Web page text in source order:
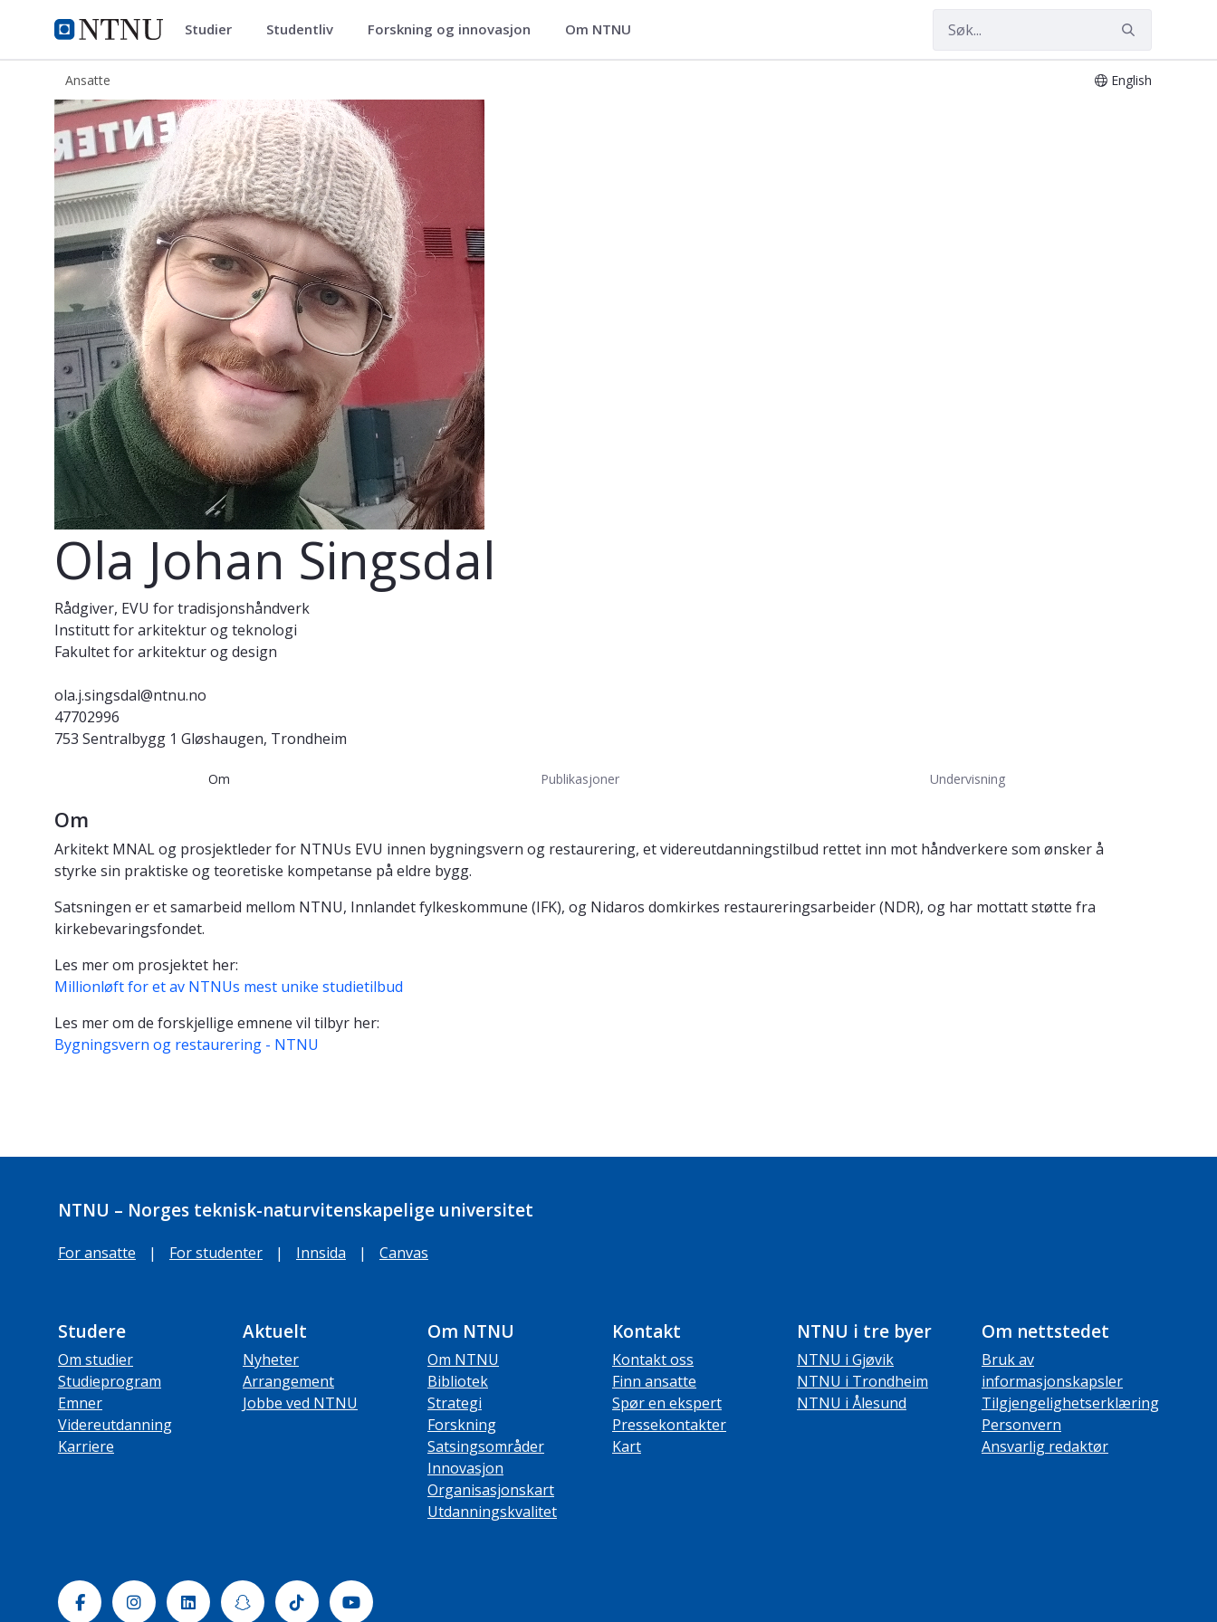
NTNU Hjemmeside
ntnu.no Studier Studentliv Forskning og innovasjon Om NTNU
Ansatte English
Ola Johan Singsdal
Ola Johan Singsdal
Rådgiver, EVU for tradisjonshåndverk
Institutt for arkitektur og teknologi
Fakultet for arkitektur og design
ola.j.singsdal@ntnu.no
47702996
753 Sentralbygg 1 Gløshaugen, Trondheim
Om Publikasjoner Undervisning
Om
Arkitekt MNAL og prosjektleder for NTNUs EVU innen bygningsvern og restaurering, et videreutdanningstilbud rettet inn mot håndverkere som ønsker å
styrke sin praktiske og teoretiske kompetanse på eldre bygg.
Satsningen er et samarbeid mellom NTNU, Innlandet fylkeskommune (IFK), og Nidaros domkirkes restaureringsarbeider (NDR), og har mottatt støtte fra
kirkebevaringsfondet.
Les mer om prosjektet her:
Millionløft for et av NTNUs mest unike studietilbud
Les mer om de forskjellige emnene vil tilbyr her:
Bygningsvern og restaurering - NTNU
NTNU – Norges teknisk-naturvitenskapelige universitet
For ansatte | For studenter | Innsida | Canvas
Studere
Om studier
Studieprogram
Emner
Videreutdanning
Karriere
Aktuelt
Nyheter
Arrangement
Jobbe ved NTNU
Om NTNU
Om NTNU
Bibliotek
Strategi
Forskning
Satsingsområder
Innovasjon
Organisasjonskart
Utdanningskvalitet
Kontakt
Kontakt oss
Finn ansatte
Spør en ekspert
Pressekontakter
Kart
NTNU i tre byer
NTNU i Gjøvik
NTNU i Trondheim
NTNU i Ålesund
Om nettstedet
Bruk av
informasjonskapsler
Tilgjengelighetserklæring
Personvern
Ansvarlig redaktør
FacebookInstagramLinkedinSnapchatTiktok Youtube